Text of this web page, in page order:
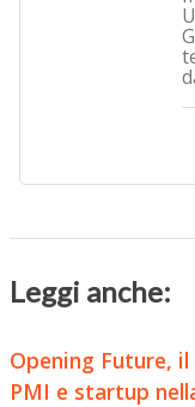
Leggi anche:
Opening Future,
PMI e startup